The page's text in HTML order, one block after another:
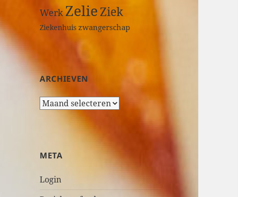
WerkZelieZiek
Ziekenhuis zwangerschap
ARCHIEVEN
A
i
v
META
Login